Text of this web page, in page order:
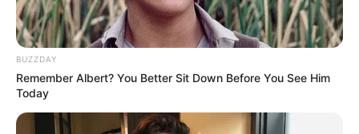
BUZZDAY
Remember Albert? You Better Sit Down Before You See Him
Today